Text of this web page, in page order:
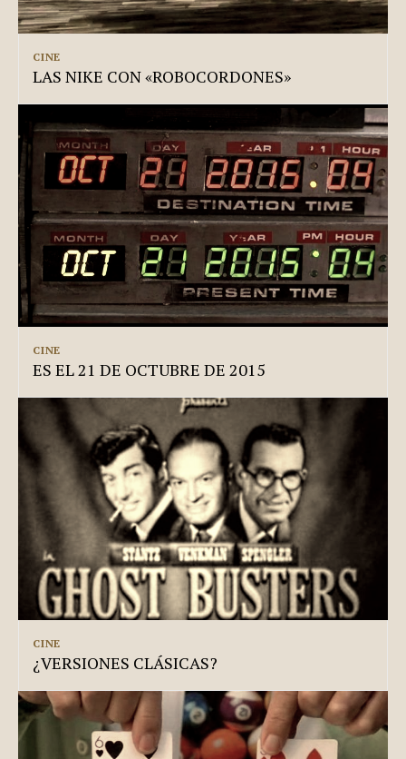
CINE
LAS NIKE CON «ROBOCORDONES»
CINE
ES EL 21 DE OCTUBRE DE 2015
CINE
¿VERSIONES CLÁSICAS?